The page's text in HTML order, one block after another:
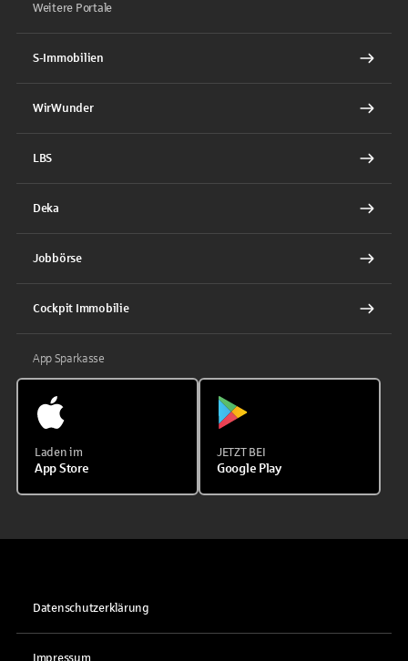
Weitere Portale
S-Immobilien
WirWunder
LBS
Deka
Jobbörse
Cockpit Immobilie
App Sparkasse
Laden im
App Store
JETZT BEI
Google Play
Datenschutzerklärung
Impressum